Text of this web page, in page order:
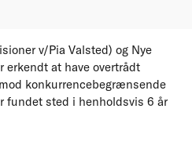
v/Pia Valsted) og Nye
erkendt at have overtrådt
konkurrencebegrænsende
fundet sted i henholdsvis 6 år